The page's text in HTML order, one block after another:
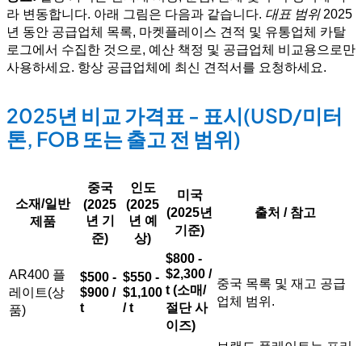
라 변동합니다. 아래 그림은 다음과 같습니다. 대표 범위2025
년 동안 공급업체 목록, 마켓플레이스 견적 및 유통업체 카탈
로그에서 수집한 것으로, 예산 책정 및 공급업체 비교용으로만
사용하세요. 항상 공급업체에 최신 견적서를 요청하세요.
2025년 비교 가격표 - 표시(USD/미터
톤, FOB 또는 출고 전 범위)
소재/일반
제품
중국
(2025
년 기
준)
인도
(2025
년 예
상)
미국
(2025년
기준)
출처 / 참고
AR400 플
레이트(상
품)
$500 -
$900 /
t
$550 -
$1,100
/ t
$800 -
$2,300 /
t (소매/
절단 사
이즈)
중국 목록 및 재고 공급
업체 범위.